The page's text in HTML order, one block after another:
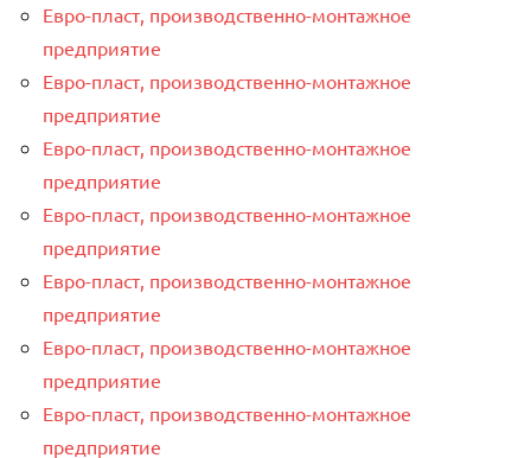
Евро-пласт, производственно-монтажное
предприятие
Евро-пласт, производственно-монтажное
предприятие
Евро-пласт, производственно-монтажное
предприятие
Евро-пласт, производственно-монтажное
предприятие
Евро-пласт, производственно-монтажное
предприятие
Евро-пласт, производственно-монтажное
предприятие
Евро-пласт, производственно-монтажное
предприятие